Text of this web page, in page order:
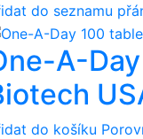
do seznamu
A-
do košíku